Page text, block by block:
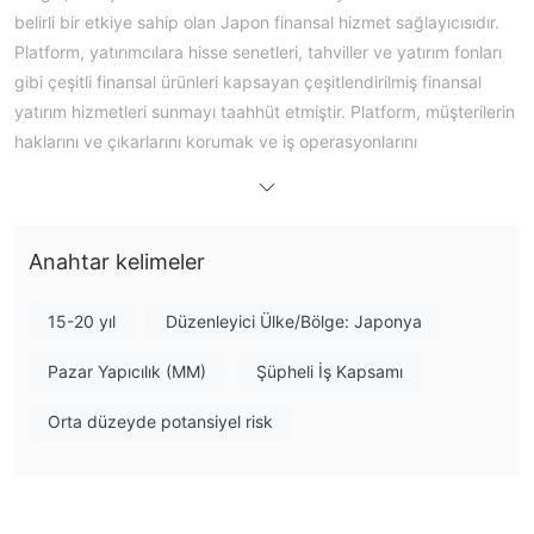
belirli bir etkiye sahip olan Japon finansal hizmet sağlayıcısıdır.
Platform, yatırımcılara hisse senetleri, tahviller ve yatırım fonları
gibi çeşitli finansal ürünleri kapsayan çeşitlendirilmiş finansal
yatırım hizmetleri sunmayı taahhüt etmiştir. Platform, müşterilerin
haklarını ve çıkarlarını korumak ve iş operasyonlarını
Okigin, yasal ve uyumlu bir finansal hizmet platformudur. Ana
niteliğine sahiptir. Platform kendisi aynı zamanda Finansal
lisans numarası, Okinawa Genel İşler Bürosu Müdürü (Finans
Anahtar kelimeler
15-20 yıl Düzenleyici Ülke/Bölge: Japonya
Pazar Yapıcılık (MM) Şüpheli İş Kapsamı
Orta düzeyde potansiyel risk